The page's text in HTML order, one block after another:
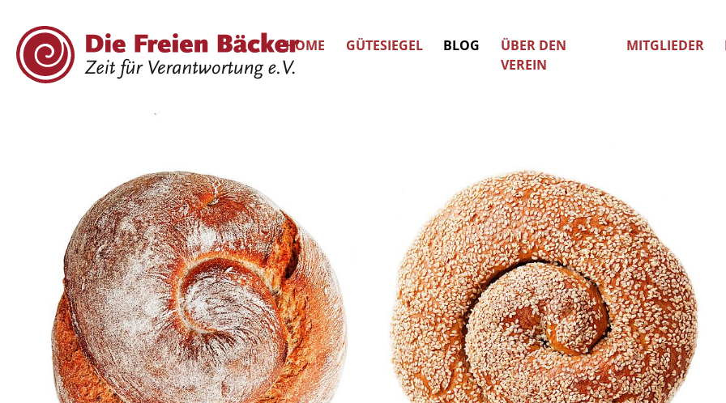
HOME GÜTESIEGEL BLOG
ÜBER DEN
VEREIN
MITGLIEDER